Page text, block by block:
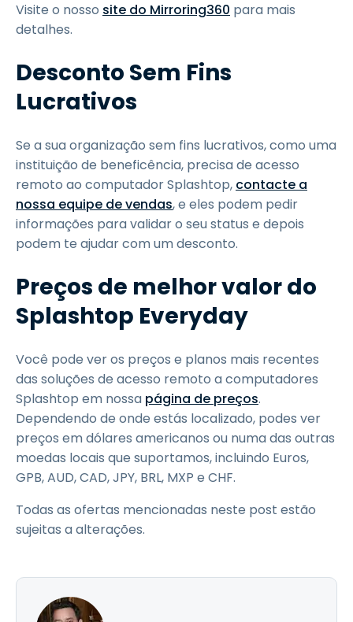
Visite o nosso site do Mirroring360 para mais
detalhes.
Desconto Sem Fins
Lucrativos
Se a sua organização sem fins lucrativos, como uma
instituição de beneficência, precisa de acesso
remoto ao computador Splashtop, contacte a
nossa equipe de vendas, e eles podem pedir
informações para validar o seu status e depois
podem te ajudar com um desconto.
Preços de melhor valor do
Splashtop Everyday
Você pode ver os preços e planos mais recentes
das soluções de acesso remoto a computadores
Splashtop em nossa página de preços.
Dependendo de onde estás localizado, podes ver
preços em dólares americanos ou numa das outras
moedas locais que suportamos, incluindo Euros,
GPB, AUD, CAD, JPY, BRL, MXP e CHF.
Todas as ofertas mencionadas neste post estão
sujeitas a alterações.